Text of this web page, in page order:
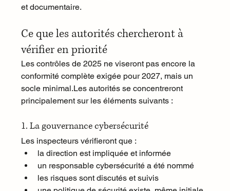
et documentaire.
Ce que les autorités chercheront à
vérifier en priorité
Les contrôles de 2025 ne viseront pas encore la
conformité complète exigée pour 2027, mais un
socle minimal.Les autorités se concentreront
principalement sur les éléments suivants :
1. La gouvernance cybersécurité
Les inspecteurs vérifieront que :
la direction est impliquée et informée
un responsable cybersécurité a été nommé
les risques sont discutés et suivis